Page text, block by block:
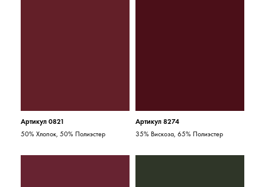
Артикул 0821
50% Хлопок, 50% Полиэстер
Артикул 8274
35% Вискоза, 65% Полиэстер